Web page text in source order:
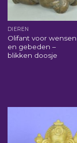
DIEREN
Olifant voor wensen
en gebeden –
blikken doosje